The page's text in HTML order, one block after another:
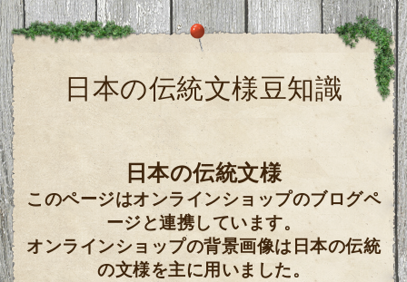
日本の伝統文様豆知識
日本の伝統文様
このページはオンラインショップのブログペ
ージと連携しています。
オンラインショップの背景画像は日本の伝統
の文様を主に用いました。